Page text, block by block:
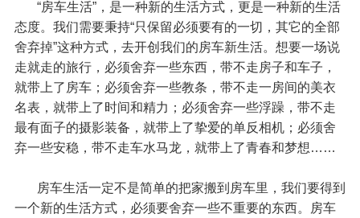
“房车生活”，是一种新的生活方式，更是一种新的生活
态度。我们需要秉持“只保留必须要有的一切，其它的全部
舍弃掉”这种方式，去开创我们的房车新生活。想要一场说
走就走的旅行，必须舍弃一些东西，带不走房子和车子，
就带上了房车；必须舍弃一些教条，带不走一房间的美衣
名表，就带上了时间和精力；必须舍弃一些浮躁，带不走
最有面子的摄影装备，就带上了挚爱的单反相机；必须舍
弃一些安稳，带不走车水马龙，就带上了青春和梦想……
房车生活一定不是简单的把家搬到房车里，我们要得到
一个新的生活方式，必须要舍弃一些不重要的东西。房车